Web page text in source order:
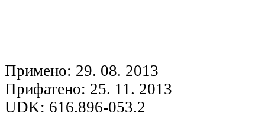
Примено: 29. 08. 2013
Прифатено: 25. 11. 2013
UDK: 616.896-053.2